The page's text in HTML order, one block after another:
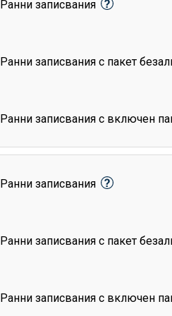
Ранни записвания
Ранни записвания с пакет
Ранни записвания с включен
Ранни записвания
Ранни записвания с пакет
Ранни записвания с включен